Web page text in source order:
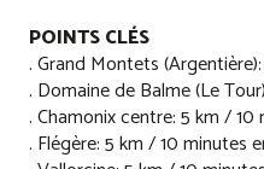
POINTS CLÉS
. Grand Montets
. Domaine de Balme (Le
. Chamonix centre: 5 km /
. Flégère: 5 km / 10 minutes